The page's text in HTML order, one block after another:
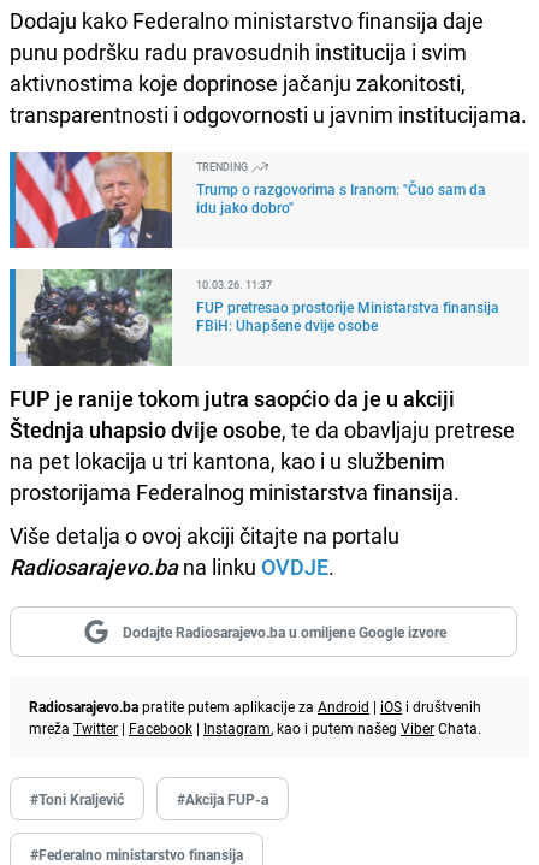
Dodaju kako Federalno ministarstvo finansija daje
punu podršku radu pravosudnih institucija i svim
aktivnostima koje doprinose jačanju zakonitosti,
transparentnosti i odgovornosti u javnim institucijama.
TRENDING
Trump o razgovorima s Iranom: "Čuo sam da
idu jako dobro"
10.03.26. 11:37
FUP pretresao prostorije Ministarstva finansija
FBiH: Uhapšene dvije osobe
FUP je ranije tokom jutra saopćio da je u akciji
Štednja uhapsio dvije osobe, te da obavljaju pretrese
na pet lokacija u tri kantona, kao i u službenim
prostorijama Federalnog ministarstva finansija.
Više detalja o ovoj akciji čitajte na portalu
Radiosarajevo.bana linku OVDJE.
Dodajte Radiosarajevo.ba u omiljene Google izvore
Radiosarajevo.bapratite putem aplikacije za Android | iOS i društvenih
mreža Twitter | Facebook | Instagram, kao i putem našeg ViberChata.
#Toni Kraljević #Akcija FUP-a
#Federalno ministarstvo finansija